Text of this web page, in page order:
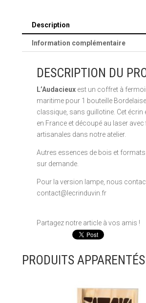
Description
Information complémentaire
DESCRIPTION DU
L’Audacieuxest un coffret à
maritime pour 1 bouteille
classique, sans guillotine. Cet écrin
en France et découpé au laser
artisanales dans notre atelier.
Autres essences de bois et
sur demande.
Pour la version lampe, nous
contact@lecrinduvin.fr
Partagez notre article à vos amis !
PRODUITS APPARENTÉS